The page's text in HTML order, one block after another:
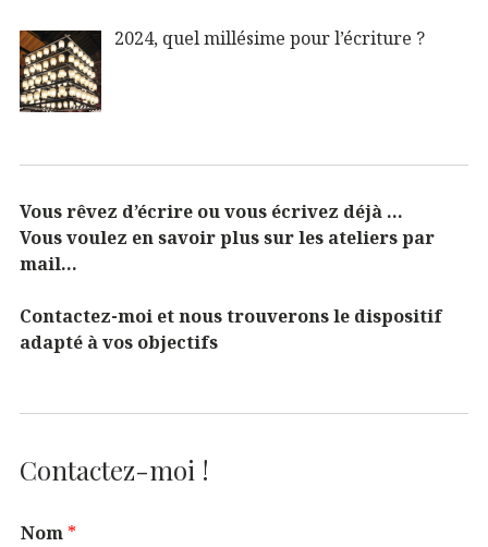
2024, quel millésime pour l’écriture ?
Vous rêvez d’écrire ou vous écrivez déjà …
Vous voulez en savoir plus sur les ateliers par
mail…
Contactez-moi et nous trouverons le dispositif
adapté à vos objectifs
Contactez-moi !
Nom *